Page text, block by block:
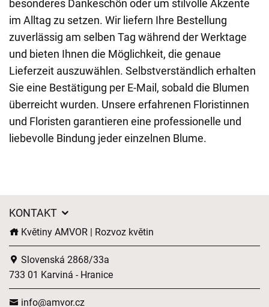
besonderes Dankeschön oder um stilvolle Akzente
im Alltag zu setzen. Wir liefern Ihre Bestellung
zuverlässig am selben Tag während der Werktage
und bieten Ihnen die Möglichkeit, die genaue
Lieferzeit auszuwählen. Selbstverständlich erhalten
Sie eine Bestätigung per E-Mail, sobald die Blumen
überreicht wurden. Unsere erfahrenen Floristinnen
und Floristen garantieren eine professionelle und
liebevolle Bindung jeder einzelnen Blume.
KONTAKT
Květiny AMVOR | Rozvoz květin
Slovenská 2868/33a
733 01 Karviná - Hranice
info@amvor.cz